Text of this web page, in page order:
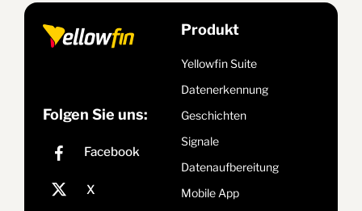
Folgen Sie uns:
Produkt
Yellowfin Suite
Datenerkennung
Geschichten
Signale
Datenaufbereitung
Mobile App